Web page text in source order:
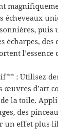
écheveaux
puis
écharpes, des
l’essence
: Utilisez
œuvres d’art
la toile.
des
un effet plus